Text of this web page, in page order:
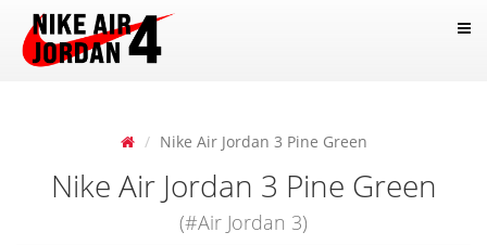
Nike Air Jordan 3 Pine Green
Nike Air Jordan 3 Pine Green
(#Air Jordan 3)